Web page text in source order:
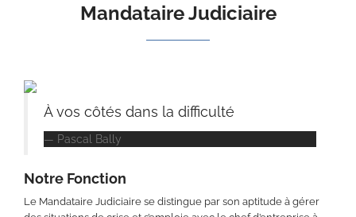
Mandataire Judiciaire
À vos côtés dans la difficulté
Pascal Bally
Notre Fonction
Le Mandataire Judiciaire se distingue par son aptitude à gérer